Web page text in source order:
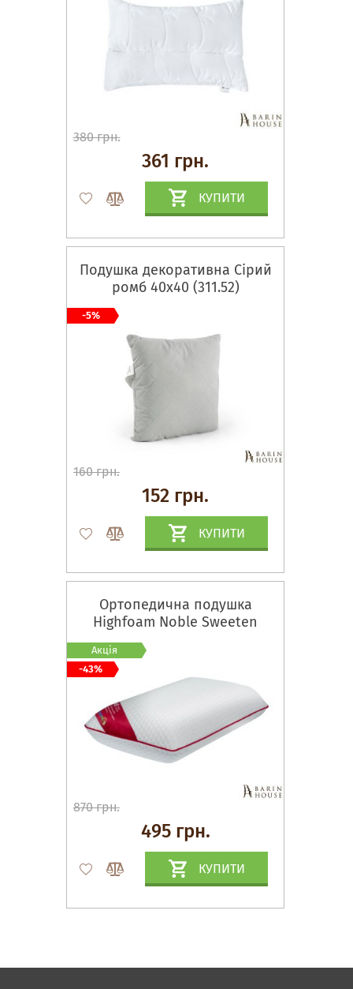
380 грн.
361 грн.
КУПИТИ
Подушка декоративна Сірий
ромб 40х40 (311.52)
160 грн.
152 грн.
КУПИТИ
-5%
Ортопедична подушка
Highfoam Noble Sweeten
870 грн.
495 грн.
КУПИТИ
Акція
-43%
Спальні, Ліжка